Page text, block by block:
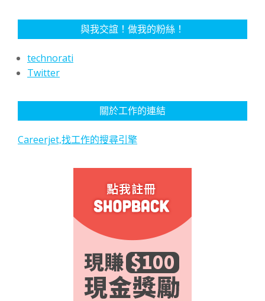
與我交誼！做我的粉絲！
technorati
Twitter
關於工作的連結
Careerjet,找工作的搜尋引擎